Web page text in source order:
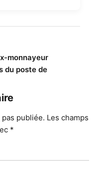
monnayeur
du poste de
publiée. Les champs
*